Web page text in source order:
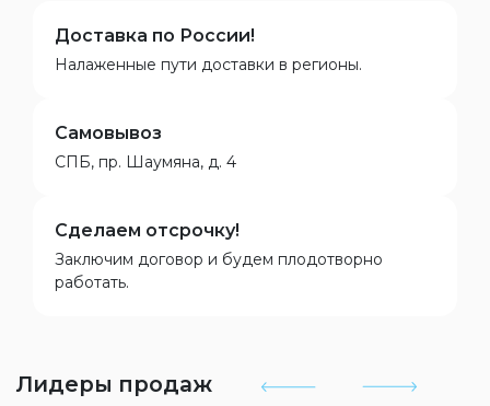
Доставка по России!
Налаженные пути доставки в регионы.
Самовывоз
СПБ, пр. Шаумяна, д. 4
Сделаем отсрочку!
Заключим договор и будем плодотворно
работать.
Лидеры продаж